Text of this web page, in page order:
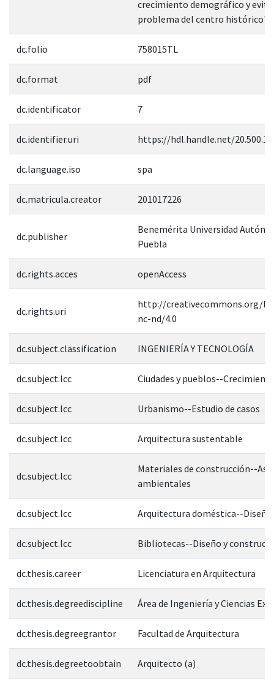
crecimiento demográfico y
problema del centro histórico".
dc.folio 758015TL
dc.format pdf
dc.identificator 7
dc.identifier.uri https://hdl.handle.net/
dc.language.iso spa
dc.matricula.creator 201017226
dc.publisher
Benemérita Universidad
Puebla
dc.rights.acces openAccess
dc.rights.uri
http://creativecommons.org/
nc-nd/4.0
dc.subject.classification INGENIERÍA Y TECNOLOGÍA
dc.subject.lcc Ciudades y pueblos--
dc.subject.lcc Urbanismo--Estudio de casos
dc.subject.lcc Arquitectura sustentable
dc.subject.lcc
Materiales de construcción--
ambientales
dc.subject.lcc Arquitectura doméstica--
dc.subject.lcc Bibliotecas--Diseño y
dc.thesis.career Licenciatura en Arquitectura
dc.thesis.degreediscipline Área de Ingeniería y Ciencias
dc.thesis.degreegrantor Facultad de Arquitectura
dc.thesis.degreetoobtain Arquitecto (a)